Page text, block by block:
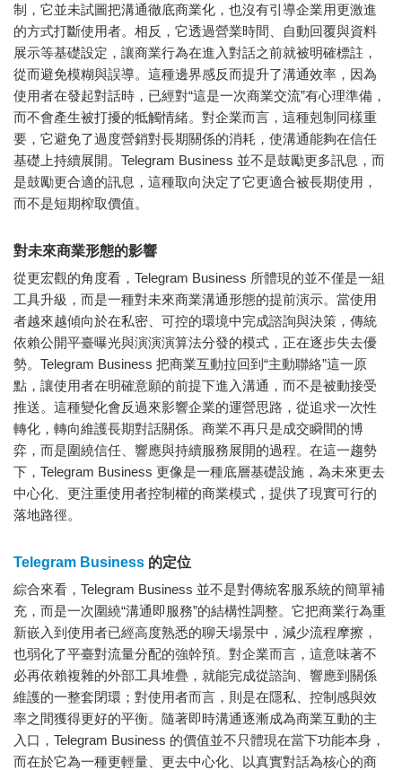
制，它並未試圖把溝通徹底商業化，也沒有引導企業用更激進
的方式打斷使用者。相反，它透過營業時間、自動回覆與資料
展示等基礎設定，讓商業行為在進入對話之前就被明確標註，
從而避免模糊與誤導。這種邊界感反而提升了溝通效率，因為
使用者在發起對話時，已經對“這是一次商業交流”有心理準備，
而不會產生被打擾的牴觸情緒。對企業而言，這種剋制同樣重
要，它避免了過度營銷對長期關係的消耗，使溝通能夠在信任
基礎上持續展開。Telegram Business 並不是鼓勵更多訊息，而
是鼓勵更合適的訊息，這種取向決定了它更適合被長期使用，
而不是短期榨取價值。
對未來商業形態的影響
從更宏觀的角度看，Telegram Business 所體現的並不僅是一組
工具升級，而是一種對未來商業溝通形態的提前演示。當使用
者越來越傾向於在私密、可控的環境中完成諮詢與決策，傳統
依賴公開平臺曝光與演演演算法分發的模式，正在逐步失去優
勢。Telegram Business 把商業互動拉回到“主動聯絡”這一原
點，讓使用者在明確意願的前提下進入溝通，而不是被動接受
推送。這種變化會反過來影響企業的運營思路，從追求一次性
轉化，轉向維護長期對話關係。商業不再只是成交瞬間的博
弈，而是圍繞信任、響應與持續服務展開的過程。在這一趨勢
下，Telegram Business 更像是一種底層基礎設施，為未來更去
中心化、更注重使用者控制權的商業模式，提供了現實可行的
落地路徑。
Telegram Business 的定位
綜合來看，Telegram Business 並不是對傳統客服系統的簡單補
充，而是一次圍繞“溝通即服務”的結構性調整。它把商業行為重
新嵌入到使用者已經高度熟悉的聊天場景中，減少流程摩擦，
也弱化了平臺對流量分配的強幹預。對企業而言，這意味著不
必再依賴複雜的外部工具堆疊，就能完成從諮詢、響應到關係
維護的一整套閉環；對使用者而言，則是在隱私、控制感與效
率之間獲得更好的平衡。隨著即時溝通逐漸成為商業互動的主
入口，Telegram Business 的價值並不只體現在當下功能本身，
而在於它為一種更輕量、更去中心化、以真實對話為核心的商